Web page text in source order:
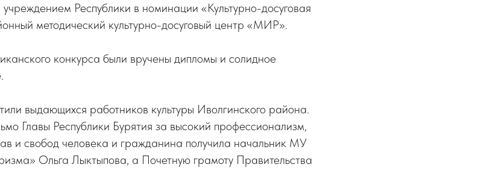
Республики в номинации «Культурно-досуговая
методический культурно-досуговый центр «МИР».
конкурса были вручены дипломы и солидное
выдающихся работников культуры Иволгинского района.
Главы Республики Бурятия за высокий профессионализм,
и свобод человека и гражданина получила начальник МУ
Ольга Лыктыпова, а Почетную грамоту Правительства